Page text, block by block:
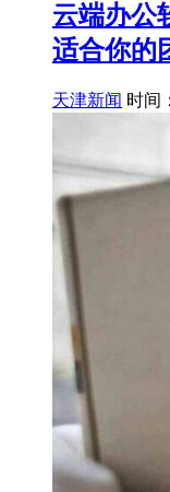
云端办公
适合你的
天津新闻 时间